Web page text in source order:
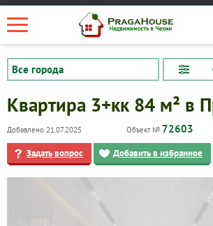
Квартира 3+кк 84 м² в
Добавлено 21.07.2025 Объект № 72603
Задать вопрос Добавить в избранное